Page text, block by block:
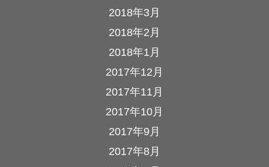
2018年3月
2018年2月
2018年1月
2017年12月
2017年11月
2017年10月
2017年9月
2017年8月